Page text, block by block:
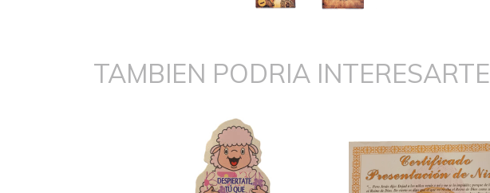
TAMBIEN PODRIA INTERESARTE